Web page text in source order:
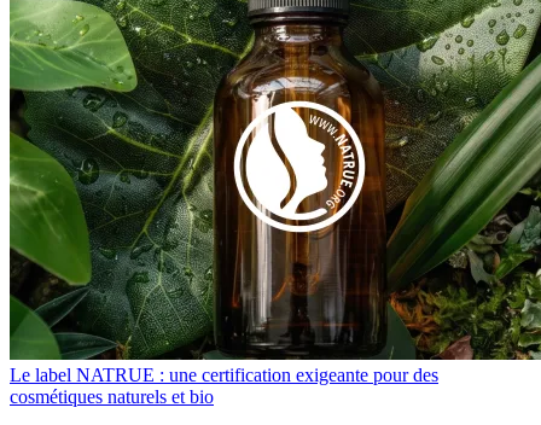
Le label NATRUE : une certification exigeante pour des
cosmétiques naturels et bio